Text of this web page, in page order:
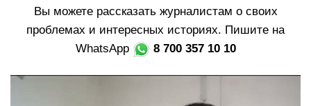
в
Вы можете рассказать журналистам о своих
проблемах и интересных историях. Пишите на
WhatsApp
8 700 357 10 10